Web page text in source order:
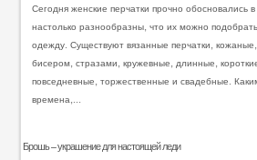
Сегодня женские перчатки прочно
настолько разнообразны, что их можно
одежду. Существуют вязанные перчатки,
бисером, стразами, кружевные, длинные,
повседневные, торжественные и свадебные.
времена,...
Брошь — украшение для настоящей леди